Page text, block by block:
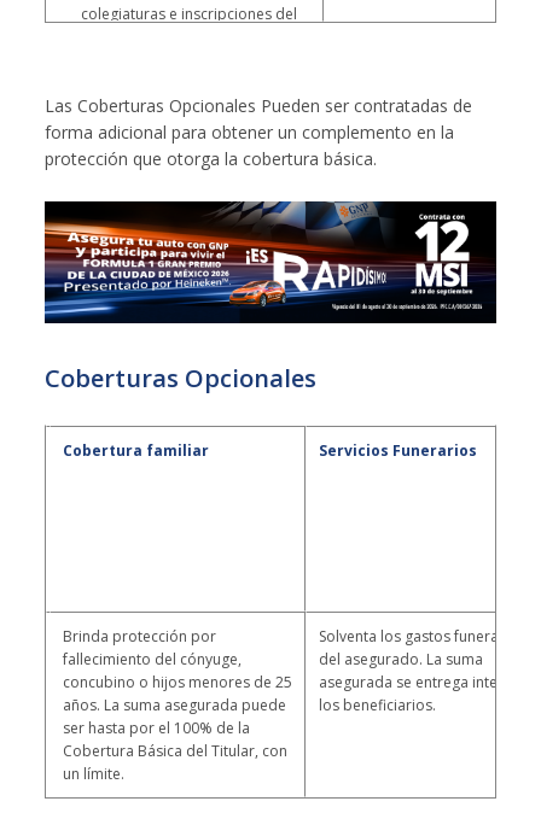
colegiaturas e inscripciones del
institución.
Para el producto de
crédito:ampara el pago del
caso de fallecimiento del
deudor.
Las Coberturas Opcionales Pueden ser contratadas de
forma adicional para obtener un complemento en la
protección que otorga la cobertura básica.
Coberturas Opcionales
Cobertura
Descripción
Cobertura familiar
Brinda protección por
fallecimiento del cónyuge,
concubino o hijos menores de 25
años. La suma asegurada puede
ser hasta por el 100% de la
Cobertura Básica del Titular, con
un límite.
Servicios Funerarios
Solventa los gastos funerarios
del asegurado. La suma
asegurada se entrega integra a
los beneficiarios.